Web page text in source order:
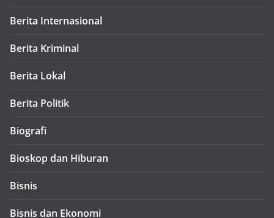
Berita Internasional
Berita Kriminal
Berita Lokal
Berita Politik
Biografi
Bioskop dan Hiburan
Bisnis
Bisnis dan Ekonomi